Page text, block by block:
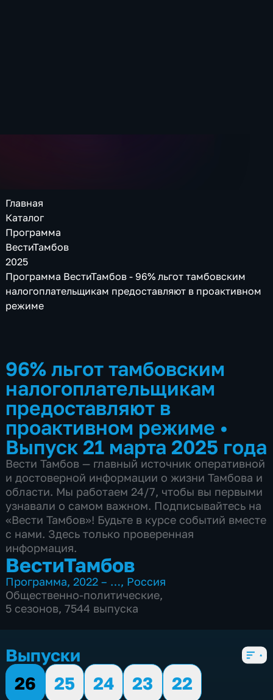
Главная
Каталог
Программа
ВестиТамбов
2025
Программа ВестиТамбов - 96% льгот тамбовским
налогоплательщикам предоставляют в проактивном
режиме
96% льгот тамбовским
налогоплательщикам
предоставляют в
проактивном режиме •
Выпуск 21 марта 2025 года
Вести Тамбов — главный источник оперативной
и достоверной информации о жизни Тамбова и
области. Мы работаем 24/7, чтобы вы первыми
узнавали о самом важном. Подписывайтесь на
«Вести Тамбов»! Будьте в курсе событий вместе
с нами. Здесь только проверенная
информация.
ВестиТамбов
Программа,2022 – …, Россия
Общественно-политические,
5 сезонов, 7544 выпуска
Выпуски
26
25 24 23
22